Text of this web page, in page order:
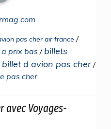
pas cher air france /
prix bas / billets
billet d avion pas cher /
pas cher
avec Voyages-